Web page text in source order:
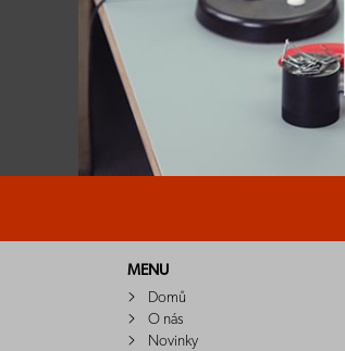
MENU
Domů
O nás
Novinky